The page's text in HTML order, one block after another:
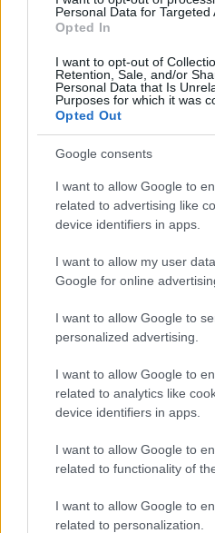
Personal Data for Targeted
Opted In
I want to opt-out of
Retention, Sale, and/or
Personal Data that Is
Purposes for which it was
Opted Out
Google consents
I want to allow Google to
related to advertising like
device identifiers in apps.
I want to allow my user
Google for online
I want to allow Google to
personalized advertising.
I want to allow Google to
related to analytics like
device identifiers in apps.
I want to allow Google to
related to functionality of
I want to allow Google to
related to personalization.
PROGRAM
Totalcar 25 SZÍNPAD
MEET & GREET
Kiemelt
Szakmai